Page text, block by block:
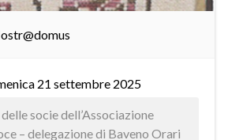
21 settembre 2025
socie dell’Associazione
– delegazione di Baveno Orari